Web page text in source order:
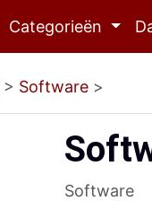
Categorieën
> Software >
Software